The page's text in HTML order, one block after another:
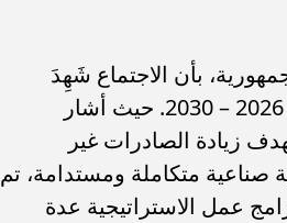
بأن الاجتماع شَهِدَ
استعراضاً شاملاً للموقف التنفيذي للاستراتيجية الصناعية الوطنية 2026 – 2030. حيث أشار
زيادة الصادرات غير
استراتيجية صناعية متكاملة ومستدامة، تم
عمل الاستراتيجية عدة